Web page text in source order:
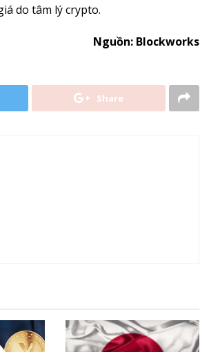
do tâm lý crypto.
Nguồn: Blockworks
Share